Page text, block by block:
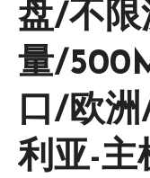
盘/不限
量/
口/欧
利亚-主